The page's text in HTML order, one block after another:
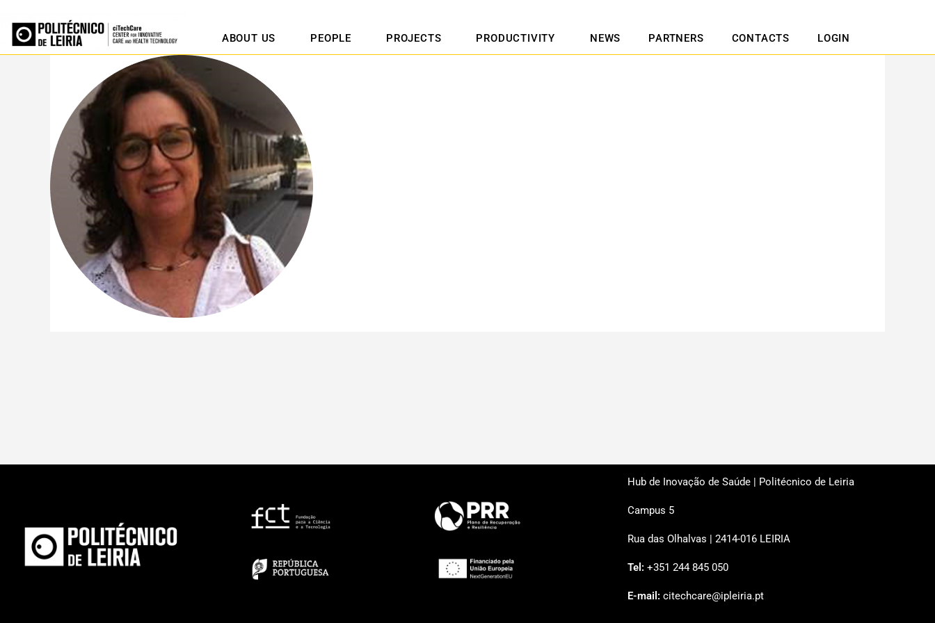
ABOUT US PEOPLE PROJECTS PRODUCTIVITY NEWS PARTNERS CONTACTS LOGIN
Hub de Inovação de Saúde | Politécnico de Leiria
Campus 5
Rua das Olhalvas | 2414-016 LEIRIA
Tel: +351 244 845 050
E-mail: citechcare@ipleiria.pt